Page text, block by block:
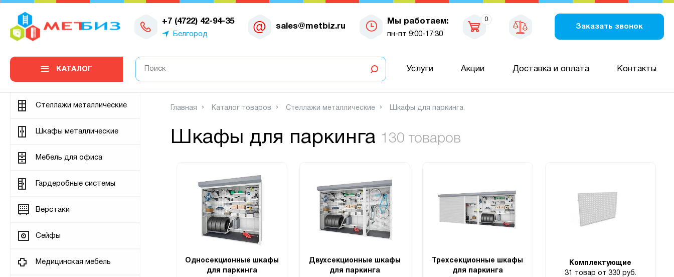
+7 (4722) 42-94-35
Белгород
sales@metbiz.ru
Мы работаем:
пн-пт 9:00-17:30
0
Заказать звонок
0
КАТАЛОГ Услуги Акции Доставка и оплата Контакты
Стеллажи металлические
Шкафы металлические
Мебель для офиса
Гардеробные системы
Верстаки
Сейфы
Медицинская мебель
Главная Каталог товаров Стеллажи металлические Шкафы для паркинга
Шкафы для паркинга 130 товаров
Односекционные шкафы
для паркинга
Двухсекционные шкафы
для паркинга
Трехсекционные шкафы
для паркинга
Комплектующие
31 товар от 330 руб.